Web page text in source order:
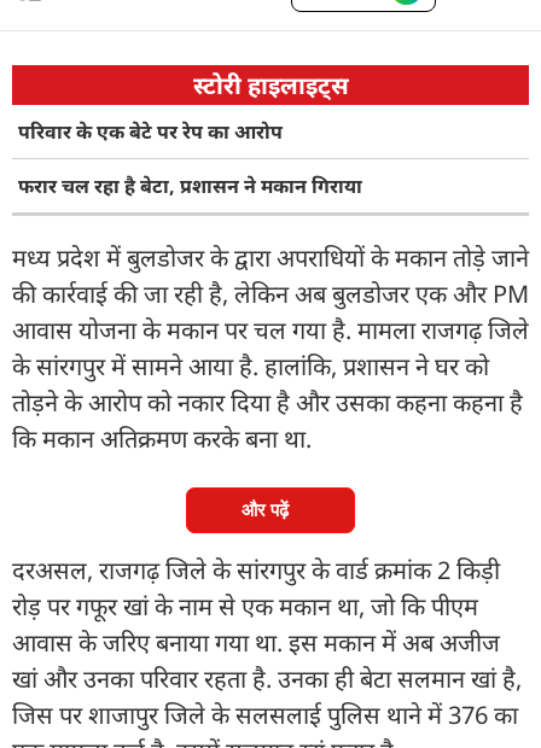
स्टोरी हाइलाइट्स
परिवार के एक बेटे पर रेप का आरोप
फरार चल रहा है बेटा, प्रशासन ने मकान गिराया
मध्य प्रदेश में बुलडोजर के द्वारा अपराधियों के मकान तोड़े जाने
की कार्रवाई की जा रही है, लेकिन अब बुलडोजर एक और PM
आवास योजना के मकान पर चल गया है. मामला राजगढ़ जिले
के सांरगपुर में सामने आया है. हालांकि, प्रशासन ने घर को
तोड़ने के आरोप को नकार दिया है और उसका कहना कहना है
कि मकान अतिक्रमण करके बना था.
और पढ़ें
दरअसल, राजगढ़ जिले के सांरगपुर के वार्ड क्रमांक 2 किड़ी
रोड़ पर गफूर खां के नाम से एक मकान था, जो कि पीएम
आवास के जरिए बनाया गया था. इस मकान में अब अजीज
खां और उनका परिवार रहता है. उनका ही बेटा सलमान खां है,
जिस पर शाजापुर जिले के सलसलाई पुलिस थाने में 376 का